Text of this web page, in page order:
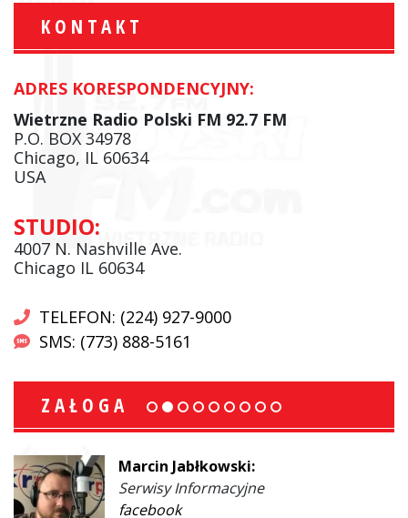
KONTAKT
ADRES KORESPONDENCYJNY:
Wietrzne Radio Polski FM 92.7 FM
P.O. BOX 34978
Chicago, IL 60634
USA
STUDIO:
4007 N. Nashville Ave.
Chicago IL 60634
TELEFON: (224) 927-9000
SMS: (773) 888-5161
ZAŁOGA
Marcin Jabłkowski:
Serwisy Informacyjne
facebook